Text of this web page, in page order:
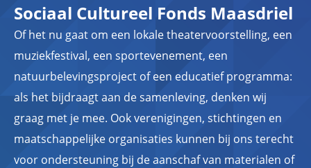
Sociaal Cultureel Fonds Maasdriel
Of het nu gaat om een lokale theatervoorstelling, een
muziekfestival, een sportevenement, een
natuurbelevingsproject of een educatief programma:
als het bijdraagt aan de samenleving, denken wij
graag met je mee. Ook verenigingen, stichtingen en
maatschappelijke organisaties kunnen bij ons terecht
voor ondersteuning bij de aanschaf van materialen of